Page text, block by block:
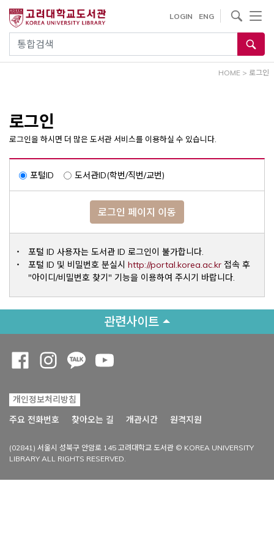
건
통합검색
LOGIN ENG
사이트내 검색
HOME > 로그인
로그인
로그인을 하시면 더 많은 도서관 서비스를 이용하실 수 있습니다.
포털ID 도서관ID(학번/직번/교번)
로그인 페이지 이동
포털 ID 사용자는 도서관 ID 로그인이 불가합니다.
포털 ID 및 비밀번호 분실시 http://portal.korea.ac.krOpens a
접속 후
"아이디/비밀번호 찾기" 기능을 이용하여 주시기 바랍니다.
관련사이트
개인정보처리방침
주요 전화번호
찾아오는 길 개관시간 원격지원
(02841) 서울시 성북구 안암로 145 고려대학교 도서관 © KOREA UNIVERSITY
LIBRARY ALL RIGHTS RESERVED.
Opens a new window
Opens a new window
Opens a new window